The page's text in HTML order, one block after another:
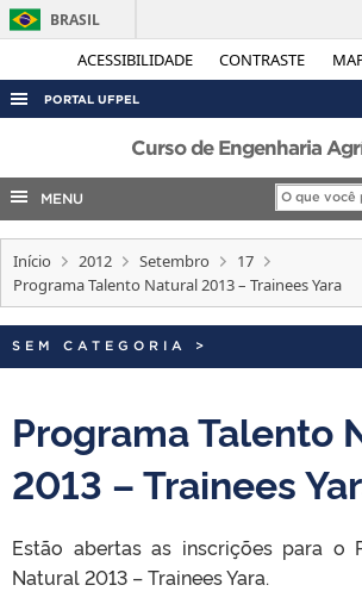
ACESSIBILIDADE CONTRASTE
BRASIL
PORTAL UFPEL
ACESSO À INFORMAÇÃO
AUDITORIA
COBALTO
CONCURSOS
INTERNACIONAL
Curso de Engenharia
MENU
Início 2012 Setembro
17
Programa Talento Natural 2013 – Trainees Yara
SEM CATEGORIA >
Programa Talento
2013 – Trainees
Estão abertas as inscrições para o
Natural 2013 – Trainees Yara.